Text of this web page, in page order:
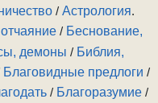
/Астрология.
/ Беснование,
демоны / Библия,
Благовидные предлоги /
/ Благоразумие /